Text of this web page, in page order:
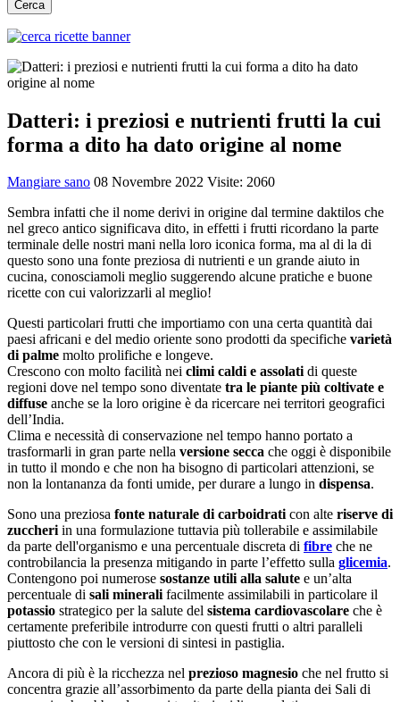
Cerca
Datteri: i preziosi e nutrienti frutti la cui
forma a dito ha dato origine al nome
Mangiare sano 08 Novembre 2022 Visite: 2060
Sembra infatti che il nome derivi in origine dal termine daktilos che
nel greco antico significava dito, in effetti i frutti ricordano la parte
terminale delle nostri mani nella loro iconica forma, ma al di la di
questo sono una fonte preziosa di nutrienti e un grande aiuto in
cucina, conosciamoli meglio suggerendo alcune pratiche e buone
ricette con cui valorizzarli al meglio!
Questi particolari frutti che importiamo con una certa quantità dai
paesi africani e del medio oriente sono prodotti da specifiche varietà
di palme molto prolifiche e longeve.
Crescono con molto facilità nei climi caldi e assolatidi queste
regioni dove nel tempo sono diventate tra le piante più coltivate e
diffuse anche se la loro origine è da ricercare nei territori geografici
dell’India.
Clima e necessità di conservazione nel tempo hanno portato a
trasformarli in gran parte nella versione secca che oggi è disponibile
in tutto il mondo e che non ha bisogno di particolari attenzioni, se
non la lontananza da fonti umide, per durare a lungo in dispensa.
Sono una preziosa fonte naturale di carboidraticon alte riserve di
zuccheriin una formulazione tuttavia più tollerabile e assimilabile
da parte dell'organismo e una percentuale discreta di fibre che ne
controbilancia la presenza mitigando in parte l’effetto sulla glicemia.
Contengono poi numerose sostanze utili alla salute e un’alta
percentuale di sali mineralifacilmente assimilabili in particolare il
potassio strategico per la salute del sistema cardiovascolare che è
certamente preferibile introdurre con questi frutti o altri paralleli
piuttosto che con le versioni di sintesi in pastiglia.
Ancora di più è la ricchezza nel prezioso magnesio che nel frutto si
concentra grazie all’assorbimento da parte della pianta dei Sali di